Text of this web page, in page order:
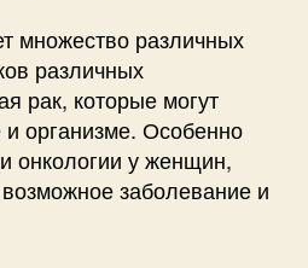
множество различных
различных
рак, которые могут
и организме. Особенно
онкологии у женщин,
заболевание и